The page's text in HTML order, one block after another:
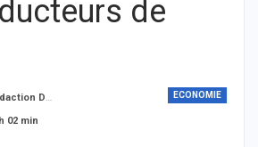
de
ECONOMIE
THIEYSENEGAL.com
02 min